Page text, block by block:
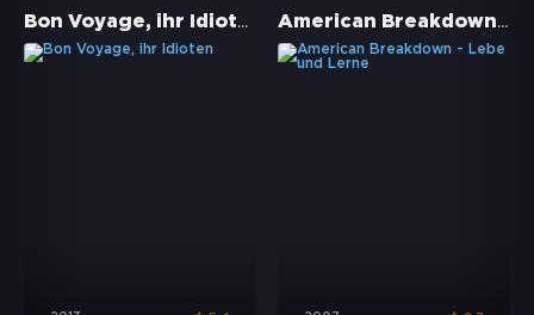
Bon Voyage, ihr Idioten American Breakdown - Lebe und Lerne